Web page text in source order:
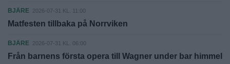
BJÄRE 2026-07-31 KL. 11:00
Matfesten tillbaka på Norrviken
BJÄRE 2026-07-31 KL. 06:00
Från barnens första opera till Wagner under bar himmel